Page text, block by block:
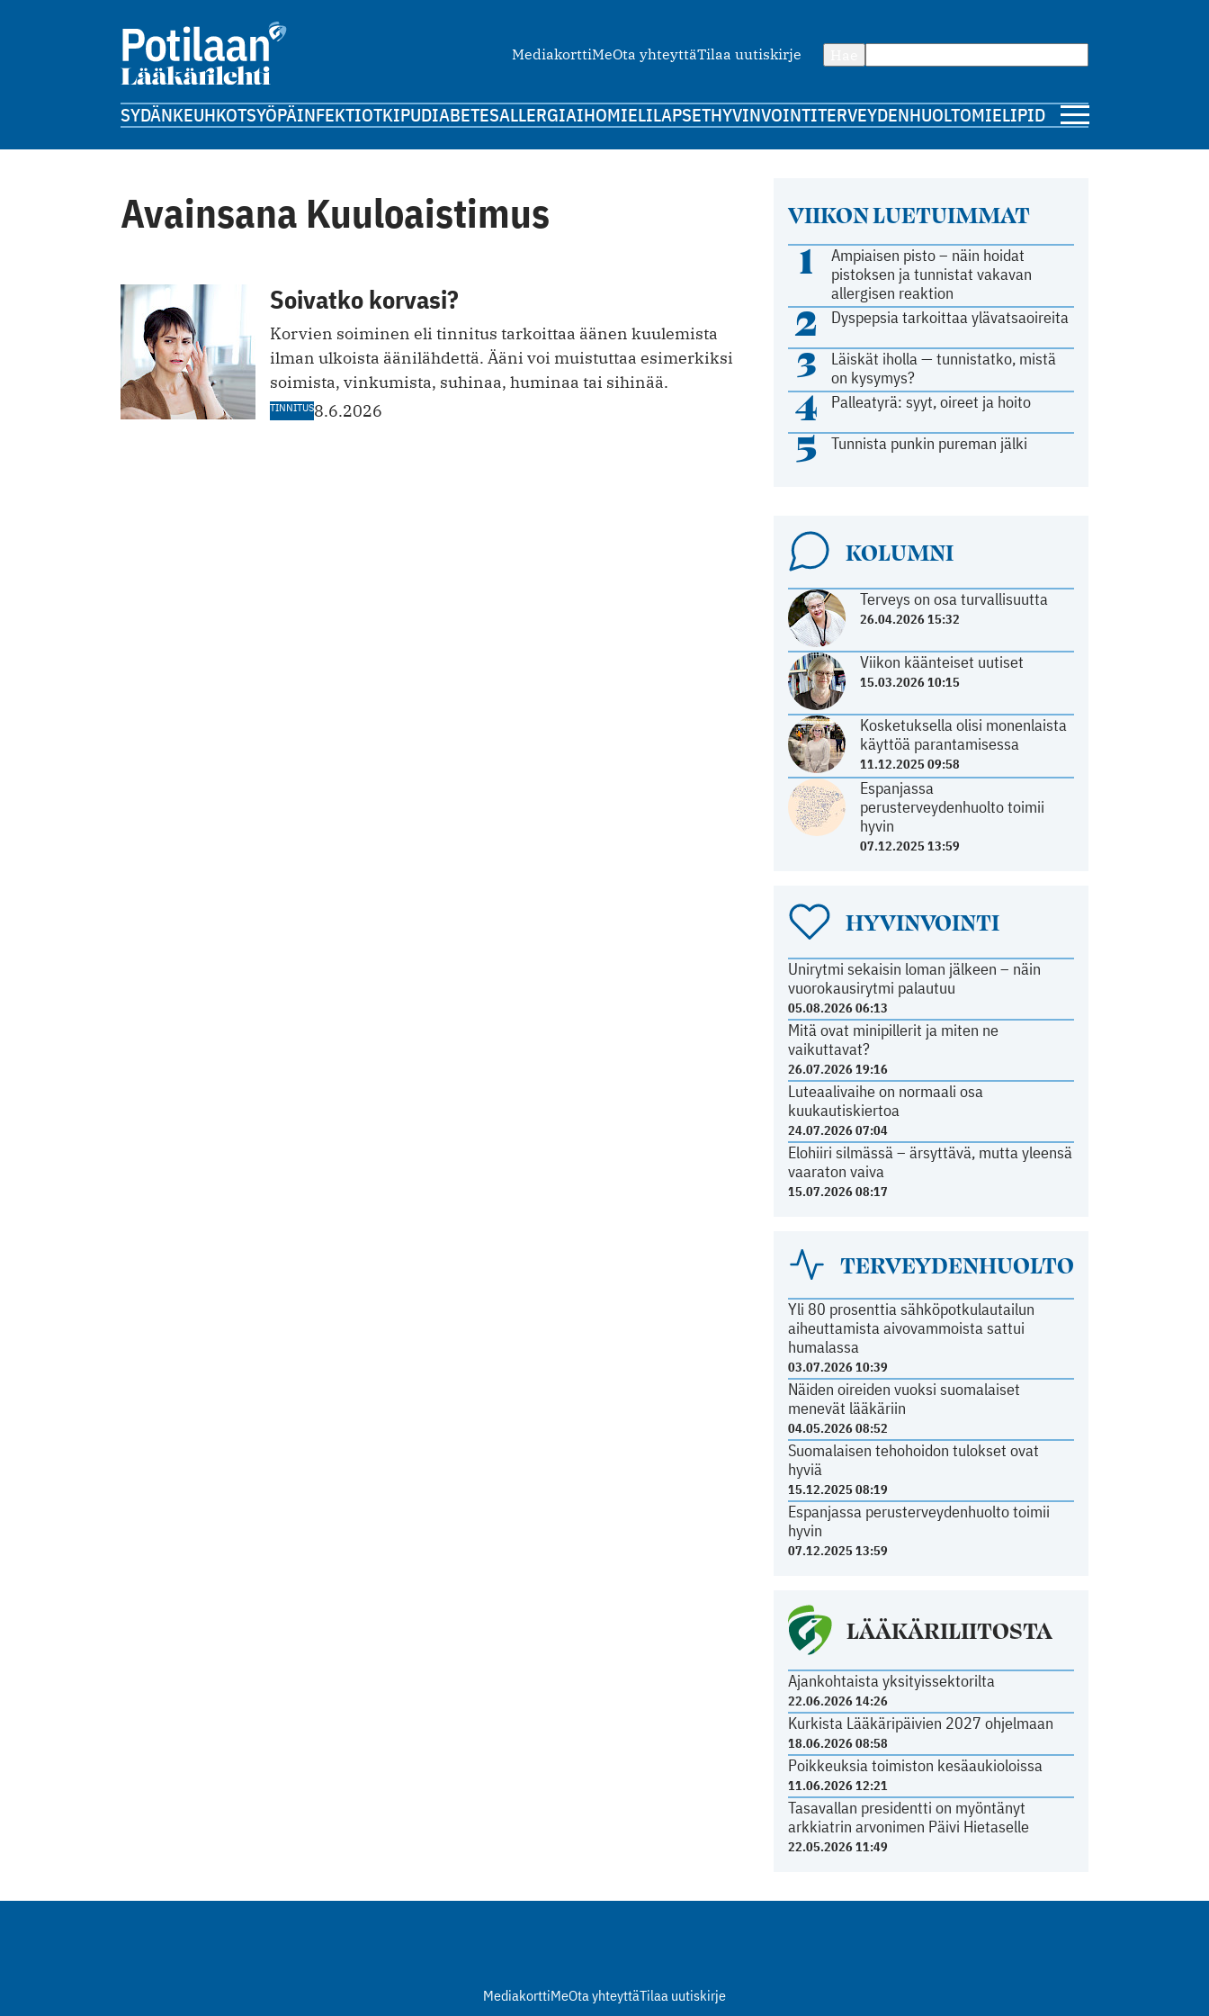
MediakorttiMeOta yhteyttäTilaa uutiskirje
SYDÄNKEUHKOTSYÖPÄINFEKTIOTKIPUDIABETESALLERGIAIHOMIELILAPSETHYVINVOINTITERVEYDENHUOLTOMIELIPIDE
Avainsana Kuuloaistimus
Soivatko korvasi?
Korvien soiminen eli tinnitus tarkoittaa äänen kuulemista
ilman ulkoista äänilähdettä. Ääni voi muistuttaa esimerkiksi
soimista, vinkumista, suhinaa, huminaa tai sihinää.
TINNITUS8.6.2026
VIIKON LUETUIMMAT
1
Ampiaisen pisto – näin hoidat
pistoksen ja tunnistat vakavan
allergisen reaktion
2 Dyspepsia tarkoittaa ylävatsaoireita
3
Läiskät iholla — tunnistatko, mistä
on kysymys?
4 Palleatyrä: syyt, oireet ja hoito
5 Tunnista punkin pureman jälki
KOLUMNI
Terveys on osa turvallisuutta
26.04.2026 15:32
Viikon käänteiset uutiset
15.03.2026 10:15
Kosketuksella olisi monenlaista
käyttöä parantamisessa
11.12.2025 09:58
Espanjassa
perusterveydenhuolto toimii
hyvin
07.12.2025 13:59
HYVINVOINTI
Unirytmi sekaisin loman jälkeen – näin
vuorokausirytmi palautuu
05.08.2026 06:13
Mitä ovat minipillerit ja miten ne
vaikuttavat?
26.07.2026 19:16
Luteaalivaihe on normaali osa
kuukautiskiertoa
24.07.2026 07:04
Elohiiri silmässä – ärsyttävä, mutta yleensä
vaaraton vaiva
15.07.2026 08:17
TERVEYDENHUOLTO
Yli 80 prosenttia sähköpotkulautailun
aiheuttamista aivovammoista sattui
humalassa
03.07.2026 10:39
Näiden oireiden vuoksi suomalaiset
menevät lääkäriin
04.05.2026 08:52
Suomalaisen tehohoidon tulokset ovat
hyviä
15.12.2025 08:19
Espanjassa perusterveydenhuolto toimii
hyvin
07.12.2025 13:59
LÄÄKÄRILIITOSTA
Ajankohtaista yksityissektorilta
22.06.2026 14:26
Kurkista Lääkäripäivien 2027 ohjelmaan
18.06.2026 08:58
Poikkeuksia toimiston kesäaukioloissa
11.06.2026 12:21
Tasavallan presidentti on myöntänyt
arkkiatrin arvonimen Päivi Hietaselle
22.05.2026 11:49
MediakorttiMeOta yhteyttäTilaa uutiskirje